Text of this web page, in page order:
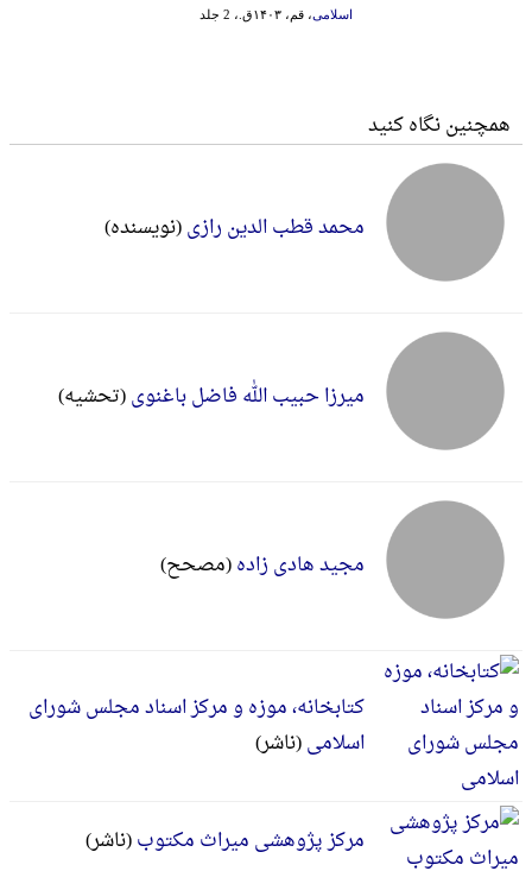
اسلامی، قم، ۱۴۰۳ق.، 2 جلد
همچنین نگاه کنید
محمد قطب الدین رازی(نویسنده)
میرزا حبیب الله فاضل باغنوی(تحشیه)
مجید هادی زاده(مصحح)
کتابخانه، موزه و مرکز اسناد مجلس شورای
اسلامی(ناشر)
مرکز پژوهشی میراث مکتوب(ناشر)